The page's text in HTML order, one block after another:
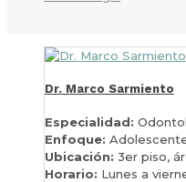
Dr. Marco Sarmiento
Especialidad:
Enfoque:
Ubicación: 3er piso,
Horario: Lunes a